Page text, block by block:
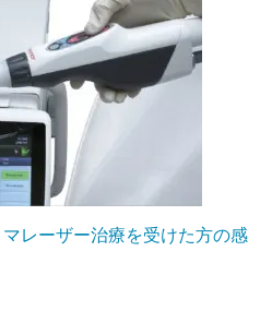
レーザー治療を受けた方の感